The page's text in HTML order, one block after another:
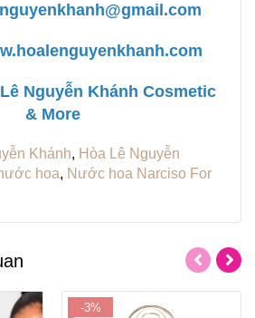
Nguyễn Khánh Cosmetic
& More
Khánh, Hòa Lê Nguyễn
hoa, Nước hoa Narciso For
-3%